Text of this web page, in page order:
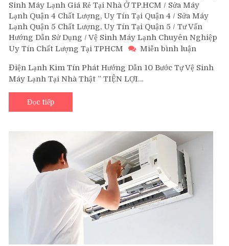
Sinh Máy Lạnh Giá Rẻ Tại Nhà Ở TP.HCM / Sửa Máy
Lạnh Quận 4 Chất Lượng, Uy Tín Tại Quận 4 / Sửa Máy
Lạnh Quận 5 Chất Lượng, Uy Tín Tại Quận 5 / Tư Vấn
Hướng Dẫn Sử Dụng / Vệ Sinh Máy Lạnh Chuyên Nghiệp
Uy Tín Chất Lượng Tại TPHCM
Miễn bình luận
Dẫn
Máy
Điện Lạnh Kim Tín Phát Hướng Dẫn 10 Bước Tự Vệ Sinh
Máy Lạnh Tại Nhà Thật ” TIỆN LỢI…
Đọc tiếp